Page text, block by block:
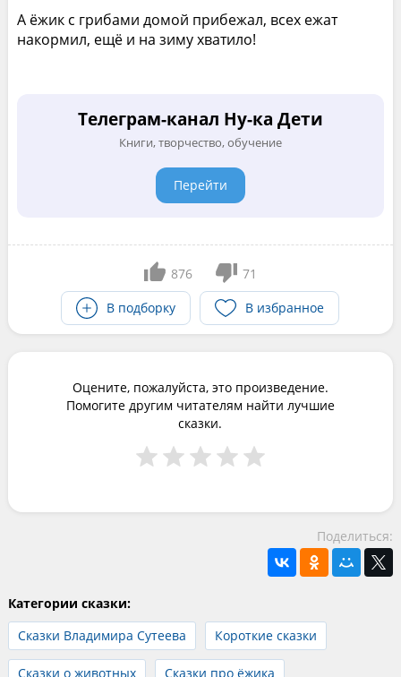
А ёжик с грибами домой прибежал, всех ежат
накормил, ещё и на зиму хватило!
Телеграм-канал Ну-ка Дети
Книги, творчество, обучение
Перейти
876
71
В подборку
В избранное
Оцените, пожалуйста, это произведение.
Помогите другим читателям найти лучшие
сказки.
Поделиться:
Категории сказки:
Сказки Владимира Сутеева
Короткие сказки
Сказки о животных Сказки про ёжика